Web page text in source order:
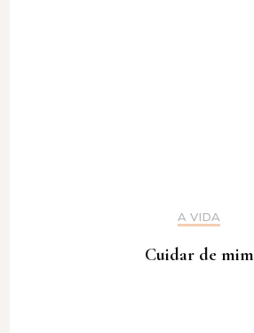
A VIDA
Cuidar de mim